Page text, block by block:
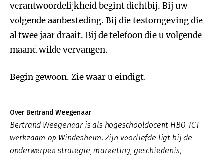
verantwoordelijkheid begint dichtbij. Bij uw
volgende aanbesteding. Bij die testomgeving die
al twee jaar draait. Bij de telefoon die u volgende
maand wilde vervangen.
Begin gewoon. Zie waar u eindigt.
Over Bertrand Weegenaar
Bertrand Weegenaar is als hogeschooldocent HBO-ICT
werkzaam op Windesheim. Zijn voorliefde ligt bij de
onderwerpen strategie, marketing, geschiedenis;